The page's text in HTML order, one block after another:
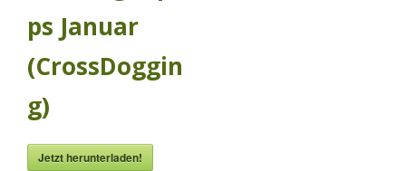
ps Januar
(CrossDoggin
g)
Jetzt herunterladen!